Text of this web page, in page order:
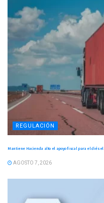
REGULACIÓN
Mantiene Hacienda alto el apoyo fiscal para el diésel
AGOSTO 7, 2026